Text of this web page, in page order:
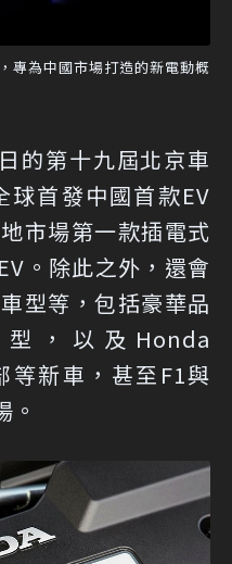
專為中國市場打造的新電動概
的第十九屆北京車
首發中國首款EV
市場第一款插電式
。除此之外，還會
型等，包括豪華品
，以及Honda
新車，甚至F1與
。